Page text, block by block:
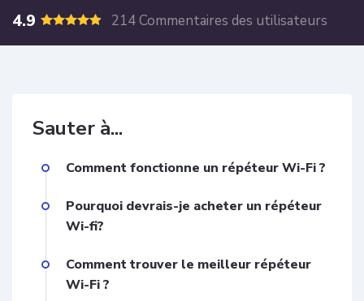
4.9 214 Commentaires des utilisateurs
Sauter à...
Comment fonctionne un répéteur Wi-Fi ?
Pourquoi devrais-je acheter un répéteur
Wi-fi?
Comment trouver le meilleur répéteur
Wi-Fi ?